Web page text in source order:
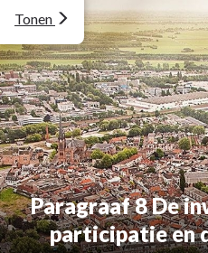
Paragraaf 8 De
participatie en
Tonen